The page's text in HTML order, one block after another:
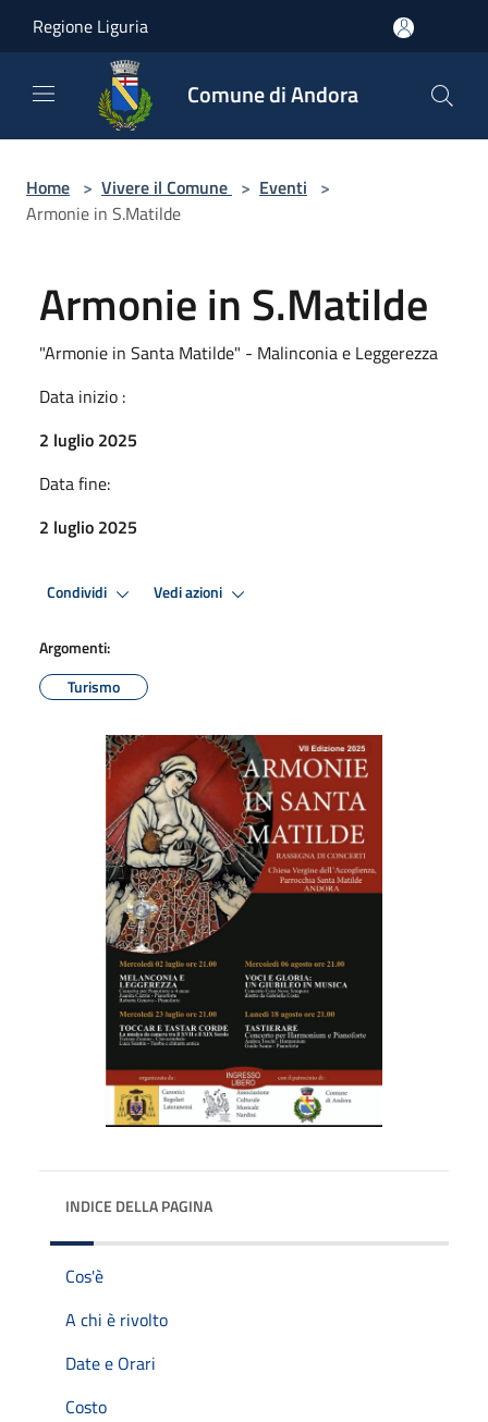
Regione Liguria
Comune di Andora
Home > Vivere il Comune > Eventi >
Armonie in S.Matilde
Armonie in S.Matilde
"Armonie in Santa Matilde" - Malinconia e Leggerezza
Data inizio :
2 luglio 2025
Data fine:
2 luglio 2025
Condividi Vedi azioni
Argomenti:
Turismo
INDICE DELLA PAGINA
Cos'è
A chi è rivolto
Date e Orari
Costo